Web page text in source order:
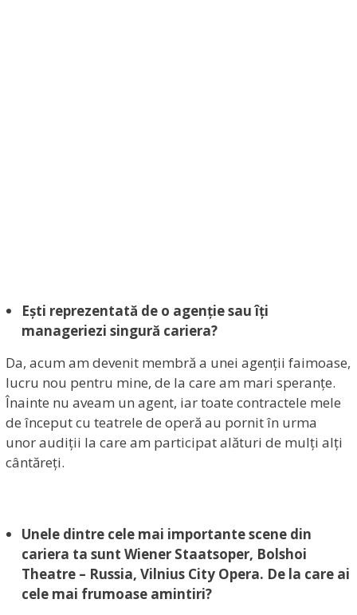
Ești reprezentată de o agenție sau îți
manageriezi singură cariera?
Da, acum am devenit membră a unei agenții faimoase,
lucru nou pentru mine, de la care am mari speranțe.
Înainte nu aveam un agent, iar toate contractele mele
de început cu teatrele de operă au pornit în urma
unor audiții la care am participat alături de mulți alți
cântăreți.
Unele dintre cele mai importante scene din
cariera ta sunt Wiener Staatsoper, Bolshoi
Theatre – Russia, Vilnius City Opera. De la care ai
cele mai frumoase amintiri?